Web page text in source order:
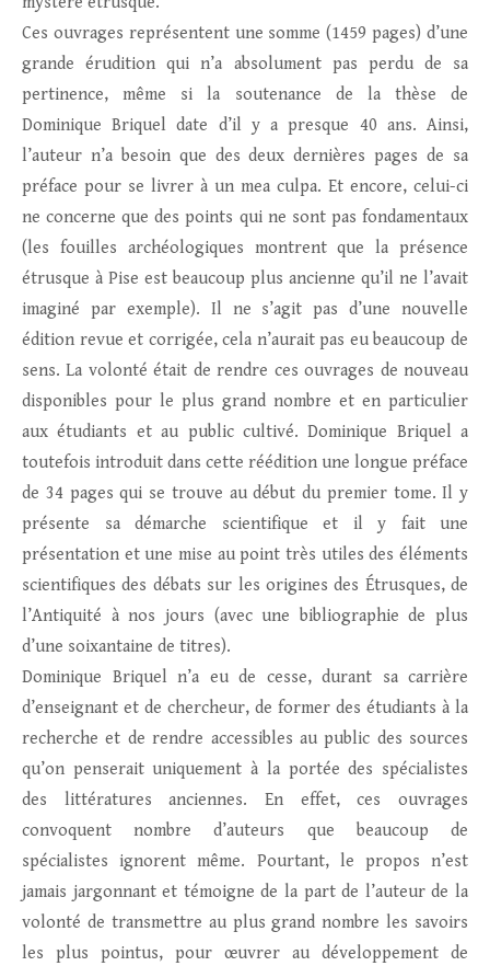
Ces ouvrages représentent une somme (1459 pages) d’une
grande érudition qui n’a absolument pas perdu de sa
pertinence, même si la soutenance de la thèse de
Dominique Briquel date d’il y a presque 40 ans. Ainsi,
l’auteur n’a besoin que des deux dernières pages de sa
préface pour se livrer à un mea culpa. Et encore, celui-ci
ne concerne que des points qui ne sont pas fondamentaux
(les fouilles archéologiques montrent que la présence
étrusque à Pise est beaucoup plus ancienne qu’il ne l’avait
imaginé par exemple). Il ne s’agit pas d’une nouvelle
édition revue et corrigée, cela n’aurait pas eu beaucoup de
sens. La volonté était de rendre ces ouvrages de nouveau
disponibles pour le plus grand nombre et en particulier
aux étudiants et au public cultivé. Dominique Briquel a
toutefois introduit dans cette réédition une longue préface
de 34 pages qui se trouve au début du premier tome. Il y
présente sa démarche scientifique et il y fait une
présentation et une mise au point très utiles des éléments
scientifiques des débats sur les origines des Étrusques, de
l’Antiquité à nos jours (avec une bibliographie de plus
d’une soixantaine de titres).
Dominique Briquel n’a eu de cesse, durant sa carrière
d’enseignant et de chercheur, de former des étudiants à la
recherche et de rendre accessibles au public des sources
qu’on penserait uniquement à la portée des spécialistes
des littératures anciennes. En effet, ces ouvrages
convoquent nombre d’auteurs que beaucoup de
spécialistes ignorent même. Pourtant, le propos n’est
jamais jargonnant et témoigne de la part de l’auteur de la
volonté de transmettre au plus grand nombre les savoirs
les plus pointus, pour œuvrer au développement de